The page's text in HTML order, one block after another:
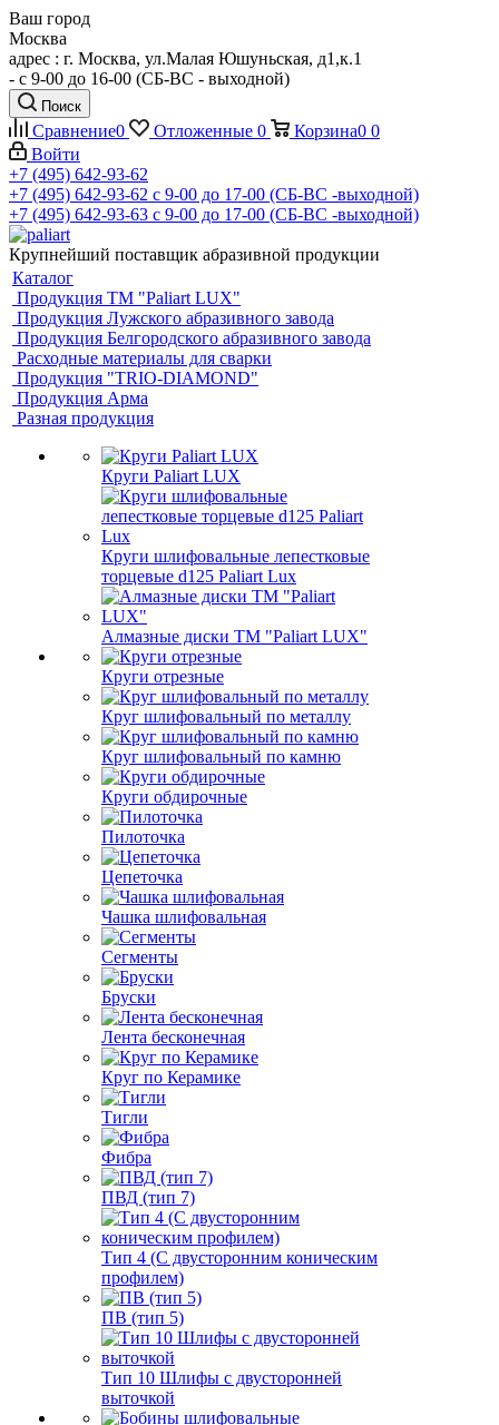
Ваш город
Москва
адрес : г. Москва, ул.Малая Юшуньская, д1,к.1
- c 9-00 до 16-00 (СБ-ВС - выходной)
Поиск
Сравнение0 Отложенные 0 Корзина0 0
Войти
+7 (495) 642-93-62
+7 (495) 642-93-62 c 9-00 до 17-00 (СБ-ВС -выходной)
+7 (495) 642-93-63 c 9-00 до 17-00 (СБ-ВС -выходной)
Крупнейший поставщик абразивной продукции
Каталог
Продукция ТМ "Paliart LUX"
Продукция Лужского абразивного завода
Продукция Белгородского абразивного завода
Расходные материалы для сварки
Продукция "TRIO-DIAMOND"
Продукция Арма
Разная продукция
Круги Paliart LUX
Круги шлифовальные лепестковые
торцевые d125 Paliart Lux
Алмазные диски ТМ "Paliart LUX"
Круги отрезные
Круг шлифовальный по металлу
Круг шлифовальный по камню
Круги обдирочные
Пилоточка
Цепеточка
Чашка шлифовальная
Сегменты
Бруски
Лента бесконечная
Круг по Керамике
Тигли
Фибра
ПВД (тип 7)
Тип 4 (С двусторонним коническим
профилем)
ПВ (тип 5)
Тип 10 Шлифы с двусторонней
выточкой